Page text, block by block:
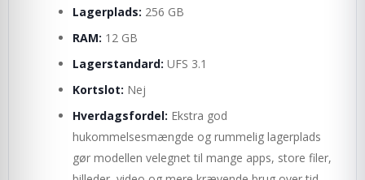
Lagerplads: 256 GB
RAM: 12 GB
Lagerstandard: UFS 3.1
Kortslot: Nej
Hverdagsfordel: Ekstra god
hukommelsesmængde og rummelig lagerplads
gør modellen velegnet til mange apps, store filer,